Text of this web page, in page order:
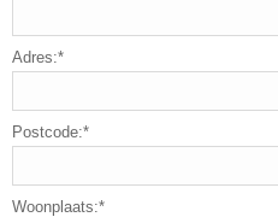
Adres:*
Postcode:*
Woonplaats:*